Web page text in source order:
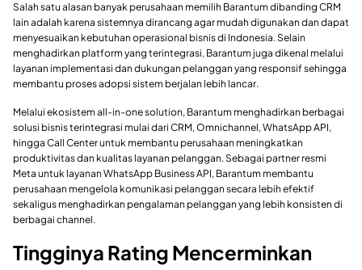
Salah satu alasan banyak perusahaan memilih Barantum dibanding CRM
lain adalah karena sistemnya dirancang agar mudah digunakan dan dapat
menyesuaikan kebutuhan operasional bisnis di Indonesia. Selain
menghadirkan platform yang terintegrasi, Barantum juga dikenal melalui
layanan implementasi dan dukungan pelanggan yang responsif sehingga
membantu proses adopsi sistem berjalan lebih lancar.
Melalui ekosistem all-in-one solution, Barantum menghadirkan berbagai
solusi bisnis terintegrasi mulai dari CRM, Omnichannel, WhatsApp API,
hingga Call Center untuk membantu perusahaan meningkatkan
produktivitas dan kualitas layanan pelanggan. Sebagai partner resmi
Meta untuk layanan WhatsApp Business API, Barantum membantu
perusahaan mengelola komunikasi pelanggan secara lebih efektif
sekaligus menghadirkan pengalaman pelanggan yang lebih konsisten di
berbagai channel.
Tingginya Rating Mencerminkan